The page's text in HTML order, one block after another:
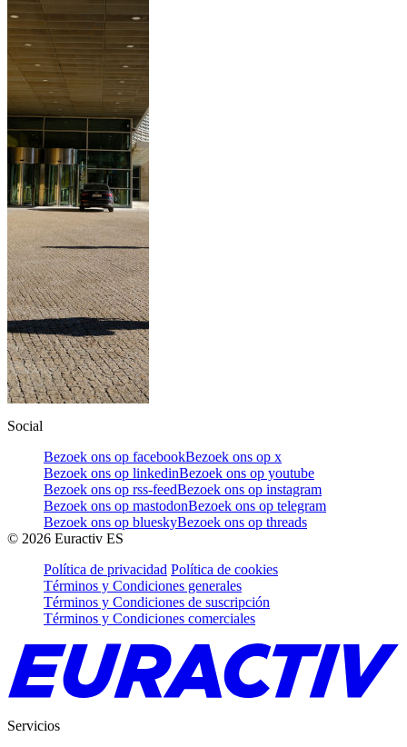
Social
Bezoek ons op facebookBezoek ons op x
Bezoek ons op linkedinBezoek ons op youtube
Bezoek ons op rss-feedBezoek ons op instagram
Bezoek ons op mastodonBezoek ons op telegram
Bezoek ons op blueskyBezoek ons op threads
© 2026 Euractiv ES
Política de privacidad Política de cookies
Términos y Condiciones generales
Términos y Condiciones de suscripción
Términos y Condiciones comerciales
Servicios